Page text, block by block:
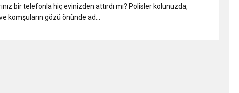
Festivali
listesi
bir telefonla hiç evinizden attırdı mı? Polisler kolunuzda,
komşuların gözü önünde ad...